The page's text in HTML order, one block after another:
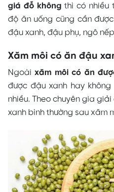
giá đỗ không thì có nhiều
độ ăn uống cũng cần
đậu xanh, đậu phụ, ngô
Xăm môi có ăn đậu
Ngoài xăm môi có ăn
được đậu xanh hay
nhiều. Theo chuyên gia
xanh bình thường sau xăm